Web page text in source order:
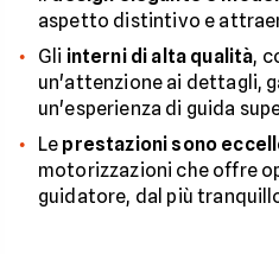
aspetto distintivo e
Gli interni di alta qualità,
un'attenzione ai dettagli,
un'esperienza di guida
Le prestazioni sono
motorizzazioni che offre
guidatore, dal più